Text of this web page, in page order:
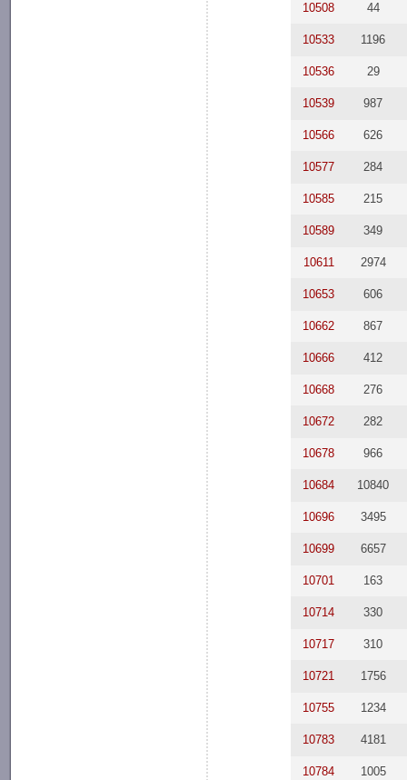
10508 44
10533 1196
10536 29
10539 987
10566 626
10577 284
10585 215
10589 349
10611 2974
10653 606
10662 867
10666 412
10668 276
10672 282
10678 966
10684 10840
10696 3495
10699 6657
10701 163
10714 330
10717 310
10721 1756
10755 1234
10783 4181
10784 1005